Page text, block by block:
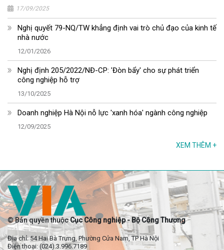
17/09/2025
Nghị quyết 79-NQ/TW khẳng định vai trò chủ đạo của kinh tế
nhà nước
12/01/2026
Nghị định 205/2022/NĐ-CP: 'Đòn bẩy' cho sự phát triển
công nghiệp hỗ trợ
13/10/2025
Doanh nghiệp Hà Nội nỗ lực 'xanh hóa' ngành công nghiệp
12/09/2025
XEM THÊM +
© Bản quyền thuộcCục Công nghiệp - Bộ Công Thương
Địa chỉ: 54 Hai Bà Trưng, Phường Cửa Nam, TP Hà Nội
Điện thoại: (024).3.996.7189